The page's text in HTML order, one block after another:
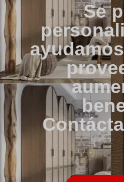
Se